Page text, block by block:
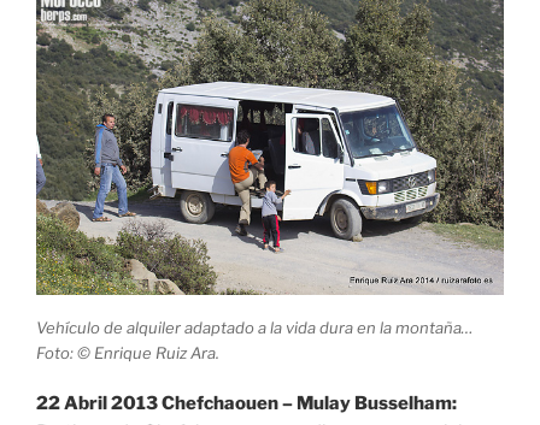
Vehículo de alquiler adaptado a la vida dura en la montaña…
Foto: © Enrique Ruiz Ara.
22 Abril 2013 Chefchaouen – Mulay Busselham: